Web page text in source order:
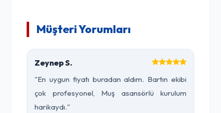
Müşteri Yorumları
Zeynep S.
"En uygun fiyatı buradan aldım. Bartın ekibi
çok profesyonel, Muş asansörlü kurulum
harikaydı."